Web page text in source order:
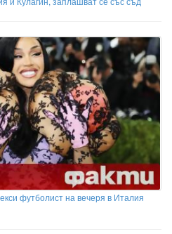
футболист на вечеря в Италия